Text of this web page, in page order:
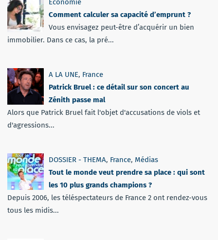
Economie
Comment calculer sa capacité d’emprunt ?
Vous envisagez peut-être d’acquérir un bien
immobilier. Dans ce cas, la pré...
A LA UNE, France
Patrick Bruel : ce détail sur son concert au
Zénith passe mal
Alors que Patrick Bruel fait l'objet d'accusations de viols et
d'agressions...
DOSSIER - THEMA, France, Médias
Tout le monde veut prendre sa place : qui sont
les 10 plus grands champions ?
Depuis 2006, les téléspectateurs de France 2 ont rendez-vous
tous les midis...